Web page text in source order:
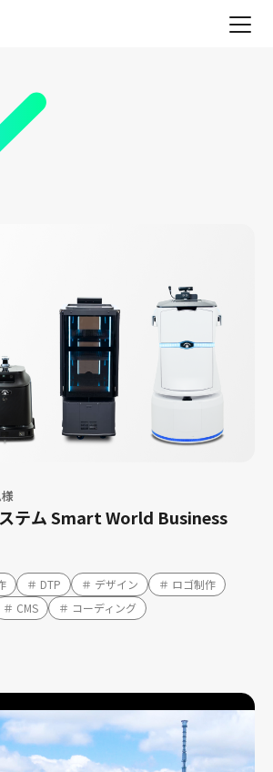
テム Smart World Business
＃ DTP ＃ デザイン
＃ ロゴ制作
＃ CMS ＃ コーディング